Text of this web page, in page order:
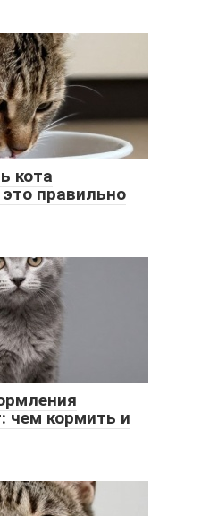
кота
правильно
чем кормить и